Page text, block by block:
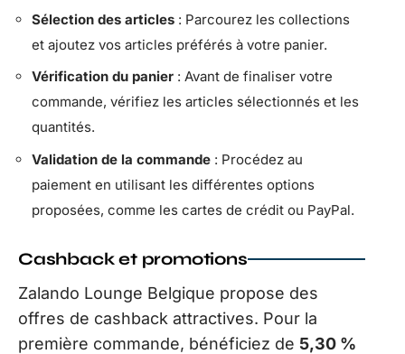
Sélection des articles : Parcourez les collections
et ajoutez vos articles préférés à votre panier.
Vérification du panier : Avant de finaliser votre
commande, vérifiez les articles sélectionnés et les
quantités.
Validation de la commande : Procédez au
paiement en utilisant les différentes options
proposées, comme les cartes de crédit ou PayPal.
Cashback et promotions
Zalando Lounge Belgique propose des
offres de cashback attractives. Pour la
première commande, bénéficiez de 5,30 %